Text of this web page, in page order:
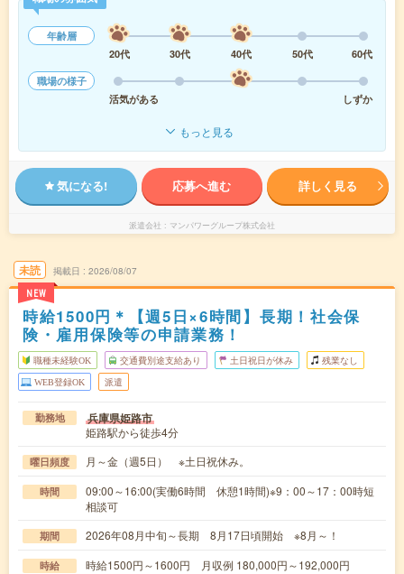
年齢層
20代
30代 40代 50代
60代
職場の様子
活気がある
しずか
もっと見る
気になる! 応募へ進む 詳しく見る
派遣会社 マンパワーグループ株式会社
未読
NEW
掲載日 2026/08/07
時給1500円＊【週5日×6時間】長期！社会保
険・雇用保険等の申請業務！
職種未経験OK 交通費別途支給あり 土日祝日が休み 残業なし
WEB登録OK 派遣
勤務地 兵庫県姫路市
姫路駅から徒歩4分
曜日頻度 月～金（週5日） ※土日祝休み。
時間
09:00～16:00(実働6時間 休憩1時間)※9：00～17：00時短
相談可
期間 2026年08月中旬～長期 8月17日頃開始 ※8月～！
時給 時給1500円～1600円 月収例 180,000円～192,000円